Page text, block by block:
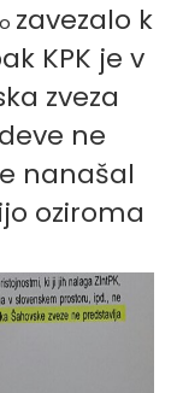
zavezalo k
KPK je v
zveza
ne
nanašal
oziroma